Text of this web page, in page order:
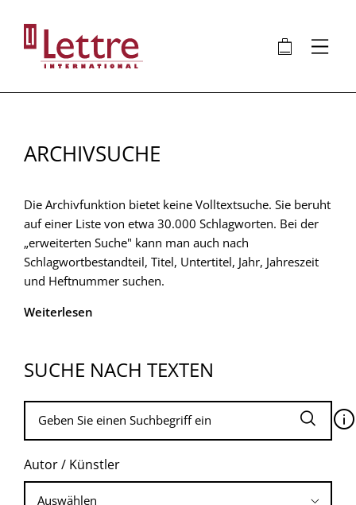
Inhalt
🛍 ⋮
ARCHIVSUCHE
Die Archivfunktion bietet keine Volltextsuche. Sie beruht
auf einer Liste von etwa 30.000 Schlagworten. Bei der
„erweiterten Suche" kann man auch nach
Schlagwortbestandteil, Titel, Untertitel, Jahr, Jahreszeit
und Heftnummer suchen.
Weiterlesen
SUCHE NACH TEXTEN
🛈
Autor / Künstler